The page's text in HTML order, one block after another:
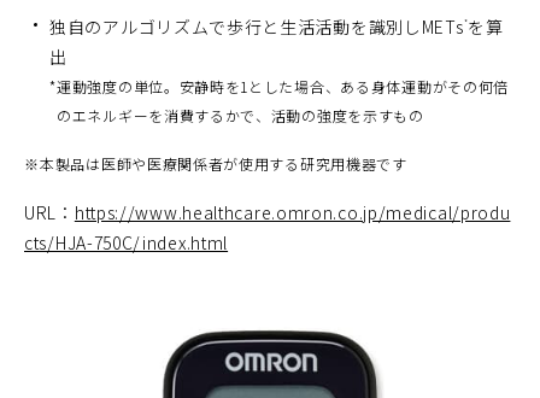
独自のアルゴリズムで歩行と生活活動を識別しMETs*を算
出
*運動強度の単位。安静時を1とした場合、ある身体運動がその何倍
のエネルギーを消費するかで、活動の強度を示すもの
※本製品は医師や医療関係者が使用する研究用機器です
URL： https://www.healthcare.omron.co.jp/medical/produ
cts/HJA-750C/index.html